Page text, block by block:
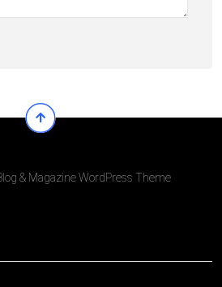
& Magazine WordPress Theme